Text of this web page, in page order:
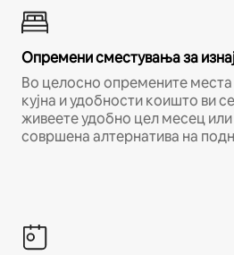
Опремени сместувања за
Во целосно опремените
кујна и удобности коишто ви
живеете удобно цел месец
совршена алтернатива на